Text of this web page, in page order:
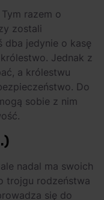
razem o
zostali
dba jedynie o kasę
Jednak z
a królestwu
Do
sobie z nim
nadal ma swoich
trojgu rodzeństwa
się do